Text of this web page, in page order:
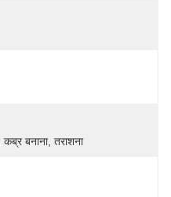
बनाना, तराशना